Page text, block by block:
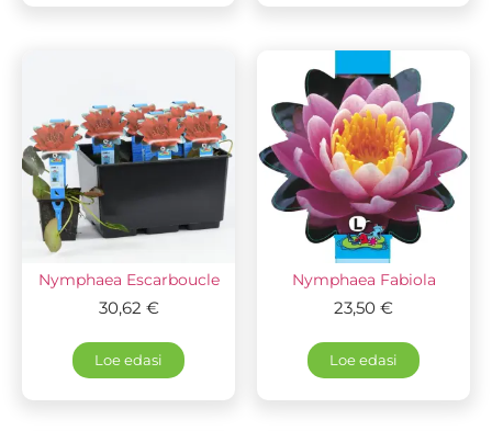
Nymphaea Escarboucle
30,62 €
Loe edasi
Nymphaea Fabiola
23,50 €
Loe edasi